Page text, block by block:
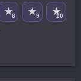
★8 ★9 ★10